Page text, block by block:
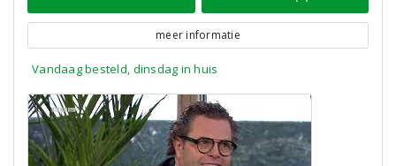
meer informatie
Vandaag besteld, dinsdag in huis